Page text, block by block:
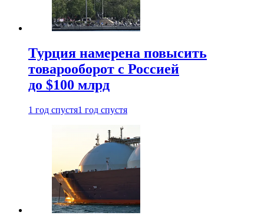
Турция намерена повысить
товарооборот с Россией
до $100 млрд
1 год спустя1 год спустя